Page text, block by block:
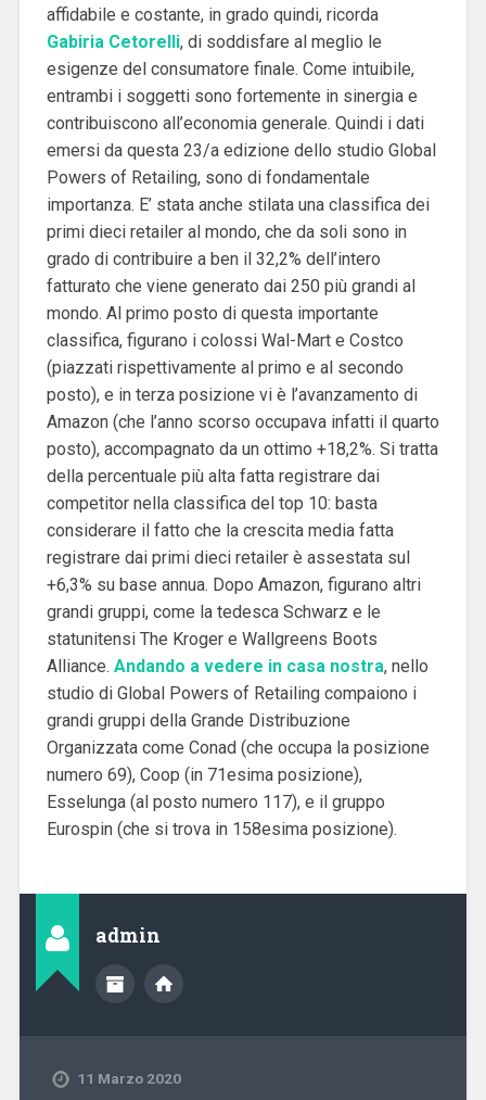
affidabile e costante, in grado quindi, ricorda
Gabiria Cetorelli, di soddisfare al meglio le
esigenze del consumatore finale. Come intuibile,
entrambi i soggetti sono fortemente in sinergia e
contribuiscono all’economia generale. Quindi i dati
emersi da questa 23/a edizione dello studio Global
Powers of Retailing, sono di fondamentale
importanza. E’ stata anche stilata una classifica dei
primi dieci retailer al mondo, che da soli sono in
grado di contribuire a ben il 32,2% dell’intero
fatturato che viene generato dai 250 più grandi al
mondo. Al primo posto di questa importante
classifica, figurano i colossi Wal-Mart e Costco
(piazzati rispettivamente al primo e al secondo
posto), e in terza posizione vi è l’avanzamento di
Amazon (che l’anno scorso occupava infatti il quarto
posto), accompagnato da un ottimo +18,2%. Si tratta
della percentuale più alta fatta registrare dai
competitor nella classifica del top 10: basta
considerare il fatto che la crescita media fatta
registrare dai primi dieci retailer è assestata sul
+6,3% su base annua. Dopo Amazon, figurano altri
grandi gruppi, come la tedesca Schwarz e le
statunitensi The Kroger e Wallgreens Boots
Alliance. Andando a vedere in casa nostra, nello
studio di Global Powers of Retailing compaiono i
grandi gruppi della Grande Distribuzione
Organizzata come Conad (che occupa la posizione
numero 69), Coop (in 71esima posizione),
Esselunga (al posto numero 117), e il gruppo
Eurospin (che si trova in 158esima posizione).
admin
11 Marzo 2020